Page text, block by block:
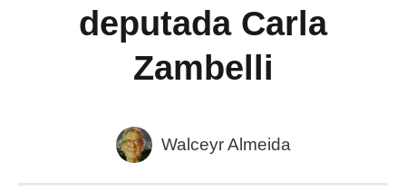
deputada Carla
Zambelli
Walceyr Almeida